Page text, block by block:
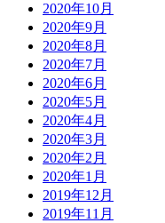
2020年10月
2020年9月
2020年8月
2020年7月
2020年6月
2020年5月
2020年4月
2020年3月
2020年2月
2020年1月
2019年12月
2019年11月